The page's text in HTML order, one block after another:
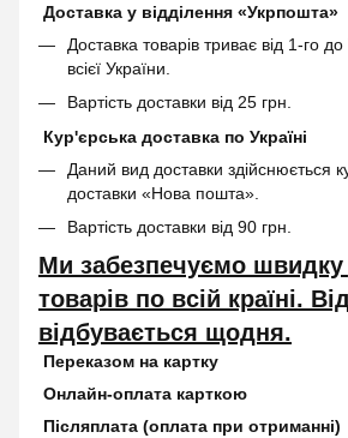
Доставка у відділення «Укрпошта»
Доставка товарів триває від 1-го
всієї України.
Вартість доставки від 25 грн.
Кур'єрська доставка по Україні
Даний вид доставки здійснюється
доставки «Нова пошта».
Вартість доставки від 90 грн.
Ми забезпечуємо швидку
товарів по всій країні.
відбувається щодня.
Переказом на картку
Онлайн-оплата карткою
Післяплата (оплата при отриманні)